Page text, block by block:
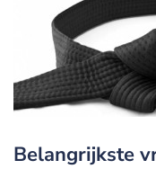
Belangrijkste